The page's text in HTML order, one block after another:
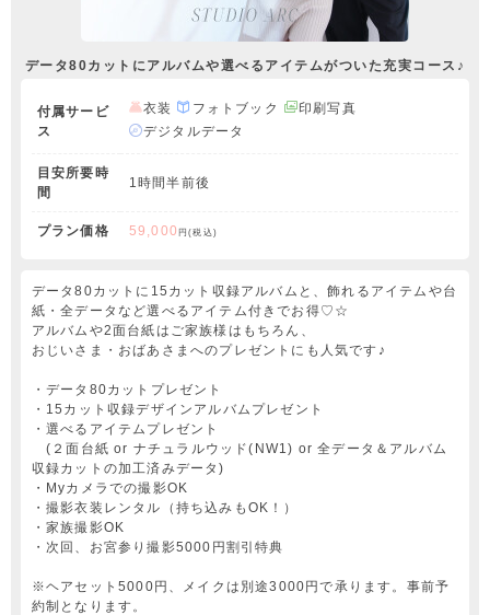
データ80カットにアルバムや選べるアイテムがついた充実コース♪
付属サービ
ス
衣装 フォトブック
印刷写真
デジタルデータ
目安所要時
間
1時間半前後
プラン価格 59,000 円(税込)
データ80カットに15カット収録アルバムと、飾れるアイテムや台
紙・全データなど選べるアイテム付きでお得♡☆
アルバムや2面台紙はご家族様はもちろん、
おじいさま・おばあさまへのプレゼントにも人気です♪
・データ80カットプレゼント
・15カット収録デザインアルバムプレゼント
・選べるアイテムプレゼント
(２面台紙 or ナチュラルウッド(NW1) or 全データ＆アルバム
収録カットの加工済みデータ)
・Myカメラでの撮影OK
・撮影衣装レンタル（持ち込みもOK！）
・家族撮影OK
・次回、お宮参り撮影5000円割引特典
※ヘアセット5000円、メイクは別途3000円で承ります。事前予
約制となります。